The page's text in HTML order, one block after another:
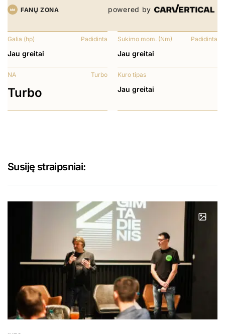
FANŲ ZONA powered by
Galia (hp) Padidinta
Jau greitai
Sukimo mom. (Nm) Padidinta
Jau greitai
NA Turbo
Turbo
Kuro tipas
Jau greitai
Susiję straipsniai: